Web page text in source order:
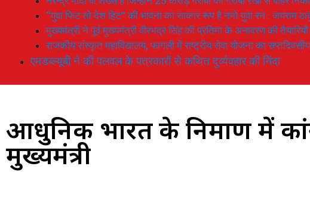
“युवा फिट तो देश हिट” की भावना का साकार रूप है नमो युवा रन : जयराम
मुख्यमंत्री ने पूर्व मुख्यमंत्री वीरभद्र सिंह की प्रतिमा के अनावरण की
राजकीय संस्कृत महाविद्यालय, फागली में राष्ट्रीय सेवा योजना का
एमडब्ल्यूबी ने की पलवल के पत्रकारों से कथित दुर्व्यवहार की निंदा
आधुनिक भारत के निर्माण में
मुख्यमंत्री